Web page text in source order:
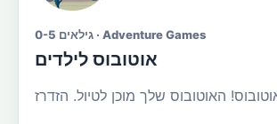
גילאים 0-5 · Adventure Games
אוטובוס לילדים